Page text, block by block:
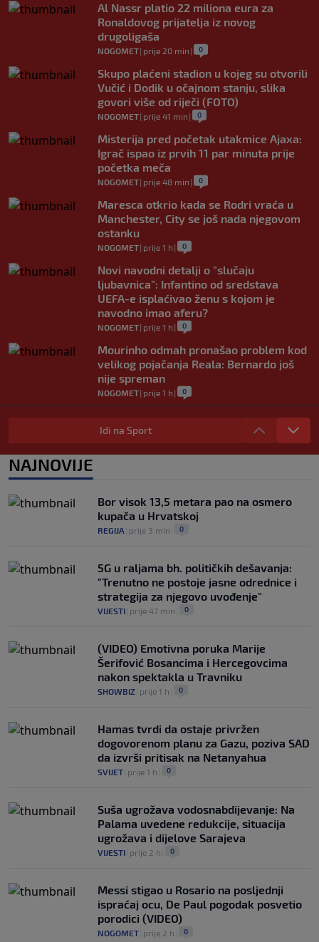
Al Nassr platio 22 miliona eura za
Ronaldovog prijatelja iz novog
drugoligaša
NOGOMET| prije 20 min | 0
Skupo plaćeni stadion u kojeg su otvorili
Vučić i Dodik u očajnom stanju, slika
govori više od riječi (FOTO)
NOGOMET| prije 41 min | 0
Misterija pred početak utakmice Ajaxa:
Igrač ispao iz prvih 11 par minuta prije
početka meča
NOGOMET| prije 48 min | 0
Maresca otkrio kada se Rodri vraća u
Manchester, City se još nada njegovom
ostanku
NOGOMET| prije 1 h | 0
Novi navodni detalji o "slučaju
ljubavnica": Infantino od sredstava
UEFA-e isplaćivao ženu s kojom je
navodno imao aferu?
NOGOMET| prije 1 h | 0
Mourinho odmah pronašao problem kod
velikog pojačanja Reala: Bernardo još
nije spreman
NOGOMET| prije 1 h | 0
Carrick vraća Rashforda u prvi tim: Nova
šansa nakon 18 mjeseci i dvije posudbe
(VIDEO)
| prije 2 h 0
Idi na Sport
NAJNOVIJE
Bor visok 13,5 metara pao na osmero
kupača u Hrvatskoj
REGIJA prije 3 min 0
5G u raljama bh. političkih dešavanja:
"Trenutno ne postoje jasne odrednice i
strategija za njegovo uvođenje"
VIJESTI prije 47 min 0
(VIDEO) Emotivna poruka Marije
Šerifović Bosancima i Hercegovcima
nakon spektakla u Travniku
SHOWBIZ prije 1 h 0
Hamas tvrdi da ostaje privržen
dogovorenom planu za Gazu, poziva SAD
da izvrši pritisak na Netanyahua
SVIJET prije 1 h 0
Suša ugrožava vodosnabdijevanje: Na
Palama uvedene redukcije, situacija
ugrožava i dijelove Sarajeva
VIJESTI prije 2 h 0
Messi stigao u Rosario na posljednji
ispraćaj ocu, De Paul pogodak posvetio
porodici (VIDEO)
NOGOMET prije 2 h 0